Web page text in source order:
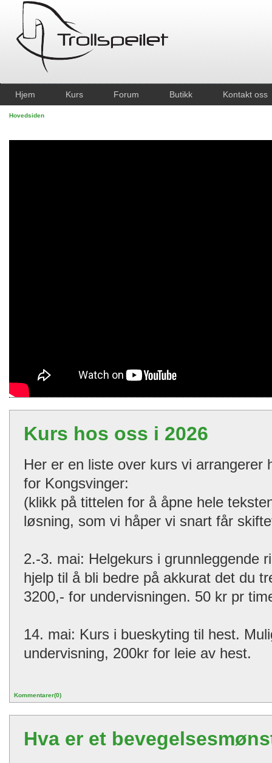
Hjem Kurs Forum Butikk Kontakt oss
Hovedsiden
Kurs hos oss i 2026
Her er en liste over kurs vi arrangerer
for Kongsvinger:
(klikk på tittelen for å åpne hele
løsning, som vi håper vi snart får
2.-3. mai: Helgekurs i grunnleggende
hjelp til å bli bedre på akkurat det du
3200,- for undervisningen. 50 kr pr
14. mai: Kurs i bueskyting til hest.
undervisning, 200kr for leie av hest.
Kommentarer(0)
Hva er et